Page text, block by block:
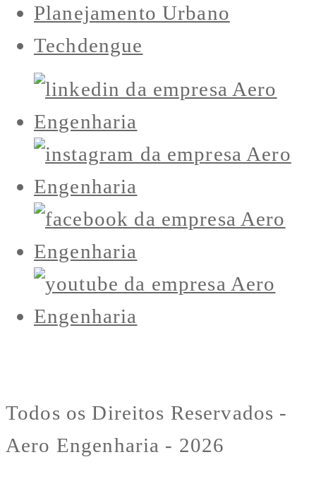
Planejamento Urbano
Techdengue
Todos os Direitos Reservados -
Aero Engenharia - 2026